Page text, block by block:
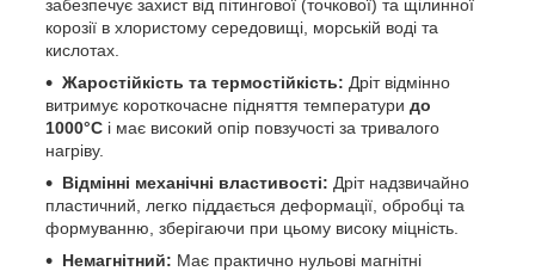
забезпечує захист від пітингової (точкової) та щілинної
корозії в хлористому середовищі, морській воді та
кислотах.
Жаростійкість та термостійкість: Дріт відмінно
витримує короткочасне підняття температури до
1000°C і має високий опір повзучості за тривалого
нагріву.
Відмінні механічні властивості: Дріт надзвичайно
пластичний, легко піддається деформації, обробці та
формуванню, зберігаючи при цьому високу міцність.
Немагнітний: Має практично нульові магнітні